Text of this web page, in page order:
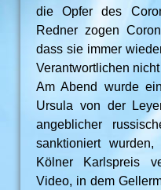
die Opfer des
Redner zogen
dass sie immer
Verantwortlichen
Am Abend wurde
Ursula von der
angeblicher
sanktioniert
Kölner Karlspreis
Video, in dem